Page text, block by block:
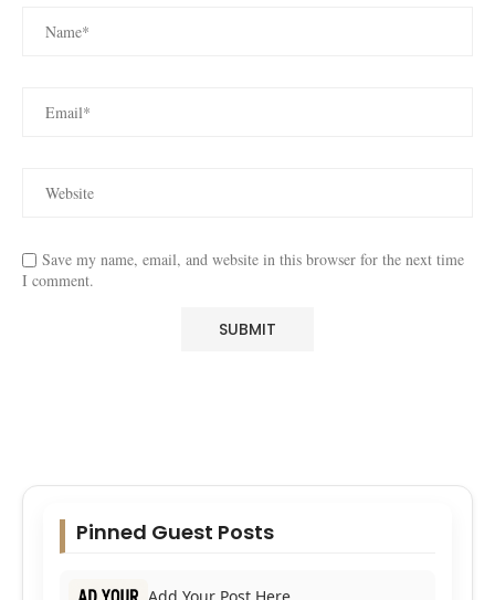
Save my name, email, and website in this browser for the next time
I comment.
Pinned Guest Posts